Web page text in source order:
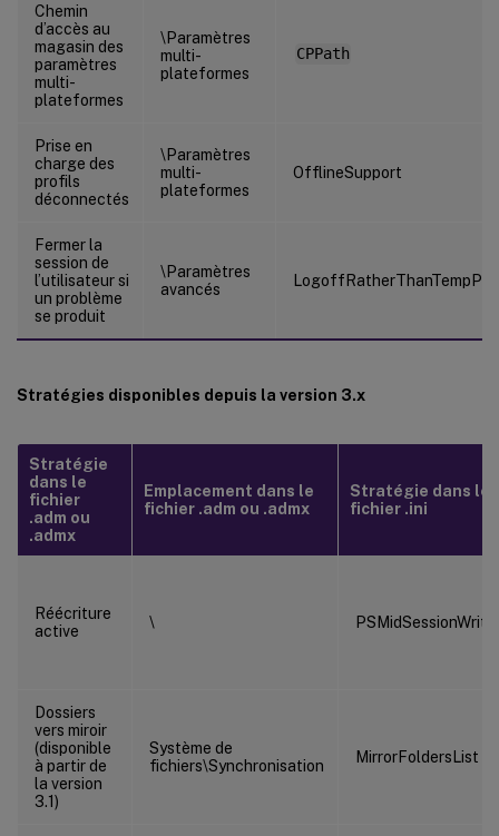
Chemin
d’accès au
magasin des
paramètres
multi-
plateformes
\Paramètres
multi-
plateformes
CPPath
Prise en
charge des
profils
déconnectés
\Paramètres
multi-
plateformes
OfflineSupport
Fermer la
session de
l’utilisateur si
un problème
se produit
\Paramètres
avancés
Stratégies disponibles depuis la version 3.x
Stratégie
dans le
fichier
.adm ou
.admx
Emplacement dans le
fichier .adm ou .admx
Stratégie dans le
fichier .ini
Réécriture
active
\
Dossiers
vers miroir
(disponible
à partir de
la version
3.1)
Système de
fichiers\Synchronisation
MirrorFoldersList